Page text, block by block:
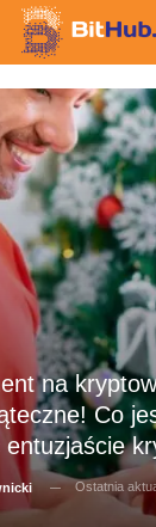
na
Co
Ostatnia